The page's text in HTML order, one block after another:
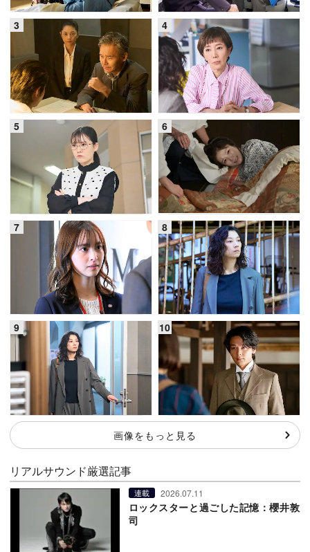
画像をもっと見る
リアルサウンド厳選記事
連載 2026.07.11
ロックスターと過ごした記憶：櫻井敦
司